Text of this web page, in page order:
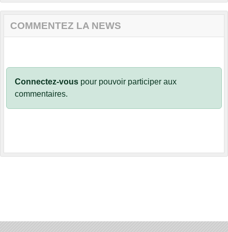
COMMENTEZ LA NEWS
Connectez-vous pour pouvoir participer aux
commentaires.